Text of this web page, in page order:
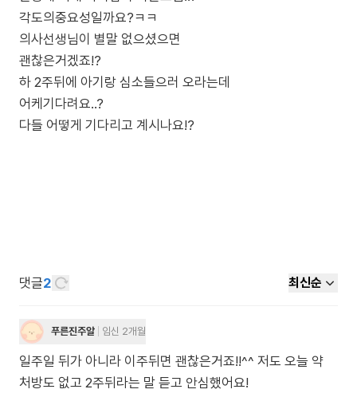
각도의중요성일까요?ㅋㅋ
의사선생님이 별말 없으셨으면
괜찮은거겠죠!?
하 2주뒤에 아기랑 심소들으러 오라는데
어케기다려요..?
다들 어떻게 기다리고 계시나요!?
댓글2 최신순
푸른진주알 임신 2개월
일주일 뒤가 아니라 이주뒤면 괜찮은거죠!!^^ 저도 오늘 약
처방도 없고 2주뒤라는 말 듣고 안심했어요!